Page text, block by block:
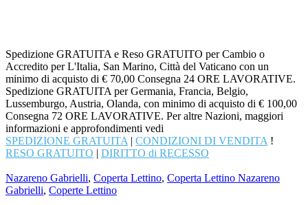
Spedizione GRATUITA e Reso GRATUITO per Cambio o
Accredito per L'Italia, San Marino, Città del Vaticano con un
minimo di acquisto di € 70,00 Consegna 24 ORE LAVORATIVE.
Spedizione GRATUITA per Germania, Francia, Belgio,
Lussemburgo, Austria, Olanda, con minimo di acquisto di € 100,00
Consegna 72 ORE LAVORATIVE. Per altre Nazioni, maggiori
informazioni e approfondimenti vedi
SPEDIZIONE GRATUITA | CONDIZIONI DI VENDITA !
RESO GRATUITO | DIRITTO di RECESSO
Nazareno Gabrielli, Coperta Lettino, Coperta Lettino Nazareno
Gabrielli, Coperte Lettino